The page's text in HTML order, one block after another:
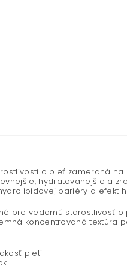
o pleť zameraná na
hydratovanejšie a
bariéry a efekt
pre vedomú starostlivosť
koncentrovaná textúra
pleti